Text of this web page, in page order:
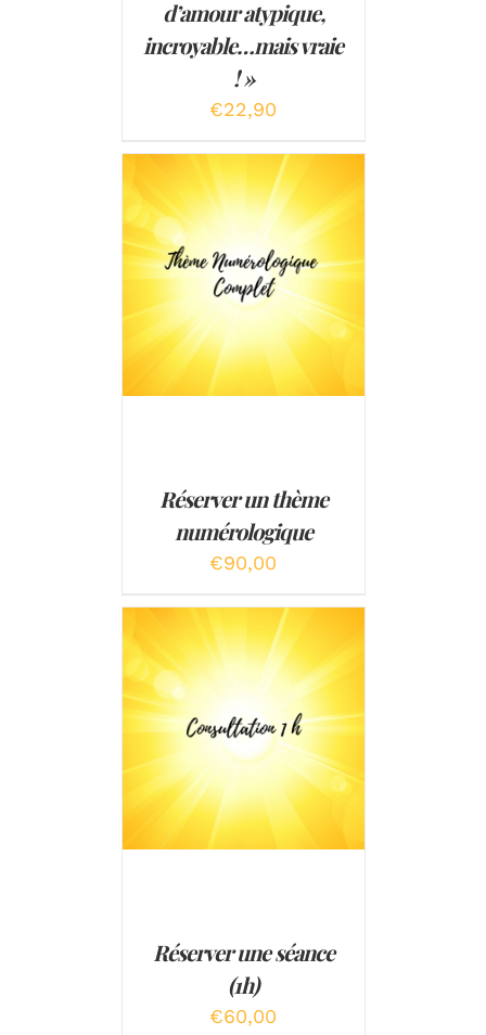
d’amour atypique,
incroyable…mais vraie
! »
€22,90
AJOUTER AU PANIER
/
DÉTAILS
Réserver un thème
numérologique
€90,00
AJOUTER AU PANIER
/
DÉTAILS
Réserver une séance
(1h)
€60,00